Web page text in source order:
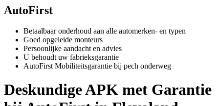
AutoFirst
Betaalbaar onderhoud aan alle automerken- en typen
Goed opgeleide monteurs
Persoonlijke aandacht en advies
U behoudt uw fabrieksgarantie
AutoFirst Mobiliteitsgarantie bij pech onderweg
Deskundige APK met Garantie